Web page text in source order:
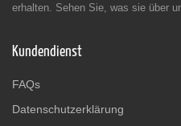
erhalten. Sehen Sie, was sie über
Kundendienst
FAQs
Datenschutzerklärung